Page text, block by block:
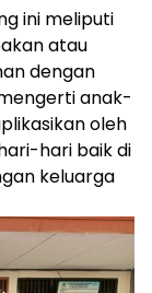
ini meliputi
atau
dengan
anak-
oleh
hari baik di
keluarga